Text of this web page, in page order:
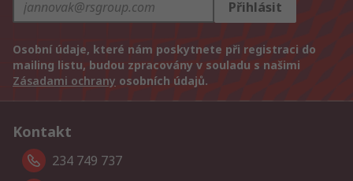
Přihlásit
Osobní údaje, které nám poskytnete při registraci do
mailing listu, budou zpracovány v souladu s našimi
Zásadami ochrany osobních údajů.
Kontakt
234 749 737